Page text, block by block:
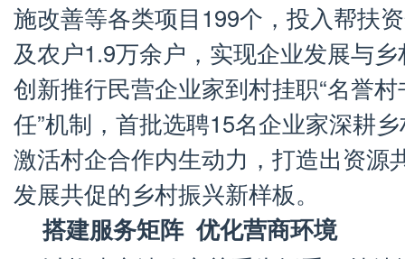
施改善等各类项目199个，投入帮扶
及农户1.9万余户，实现企业发展与
创新推行民营企业家到村挂职“名誉村
任”机制，首批选聘15名企业家深耕
激活村企合作内生动力，打造出资源
发展共促的乡村振兴新样板。
搭建服务矩阵优化营商环境